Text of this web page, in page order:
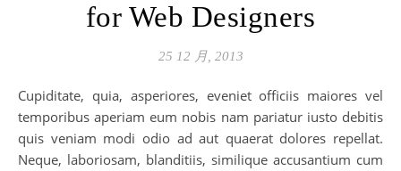
for Web Designers
25 12 月, 2013
Cupiditate, quia, asperiores, eveniet officiis maiores vel
temporibus aperiam eum nobis nam pariatur iusto debitis
quis veniam modi odio ad aut quaerat dolores repellat.
Neque, laboriosam, blanditiis, similique accusantium cum